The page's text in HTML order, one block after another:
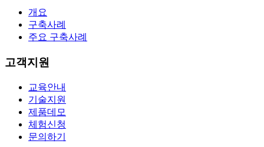
개요
구축사례
주요 구축사례
고객지원
교육안내
기술지원
제품데모
체험신청
문의하기